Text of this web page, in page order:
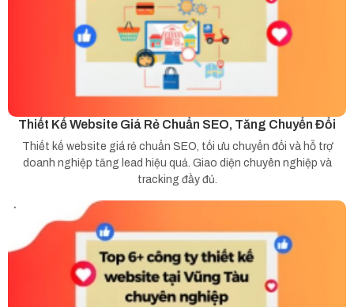
Thiết Kế Website Giá Rẻ Chuẩn SEO, Tăng Chuyển Đổi
Thiết kế website giá rẻ chuẩn SEO, tối ưu chuyển đổi và hỗ trợ
doanh nghiệp tăng lead hiệu quả. Giao diện chuyên nghiệp và
tracking đầy đủ.